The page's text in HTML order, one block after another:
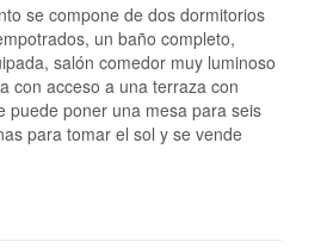
se compone de dos dormitorios
un baño completo,
salón comedor muy luminoso
con acceso a una terraza con
puede poner una mesa para seis
para tomar el sol y se vende